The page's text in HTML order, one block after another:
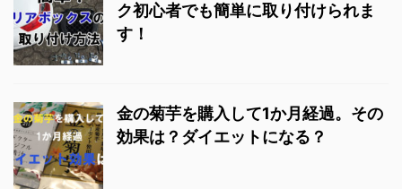
ク初心者でも簡単に取り付けられま
す！
金の菊芋を購入して1か月経過。その
効果は？ダイエットになる？